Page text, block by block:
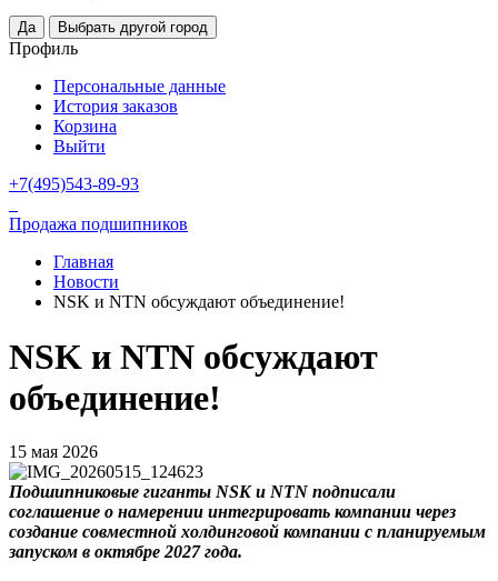
Профиль
Персональные данные
История заказов
Корзина
Выйти
+7(495)543-89-93
Продажа подшипников
Главная
Новости
NSK и NTN обсуждают объединение!
NSK и NTN обсуждают
объединение!
15 мая 2026
Подшипниковые гиганты NSK и NTN подписали
соглашение о намерении интегрировать компании через
создание совместной холдинговой компании с планируемым
запуском в октябре 2027 года.